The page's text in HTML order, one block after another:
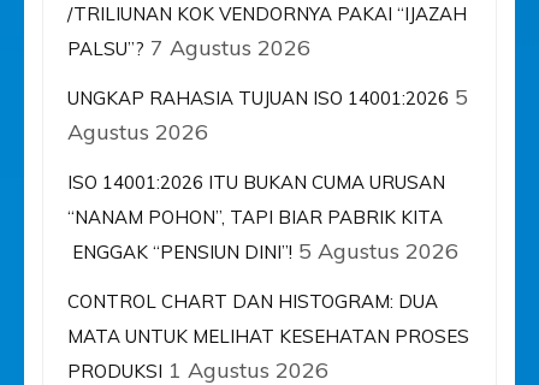
/TRILIUNAN KOK VENDORNYA PAKAI “IJAZAH
PALSU”? 7 Agustus 2026
UNGKAP RAHASIA TUJUAN ISO 14001:2026 5
Agustus 2026
ISO 14001:2026 ITU BUKAN CUMA URUSAN
“NANAM POHON”, TAPI BIAR PABRIK KITA
ENGGAK “PENSIUN DINI”! 5 Agustus 2026
CONTROL CHART DAN HISTOGRAM: DUA
MATA UNTUK MELIHAT KESEHATAN PROSES
PRODUKSI 1 Agustus 2026